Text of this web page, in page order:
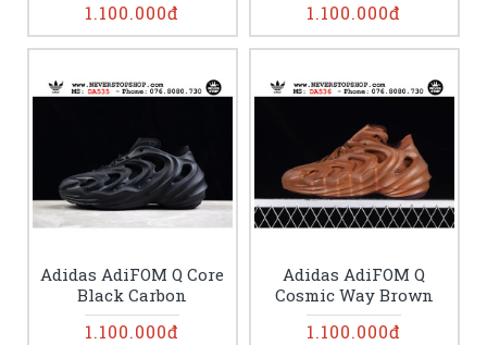
1.100.000đ 1.100.000đ
Adidas AdiFOM Q Core
Black Carbon
1.100.000đ
Adidas AdiFOM Q
Cosmic Way Brown
1.100.000đ